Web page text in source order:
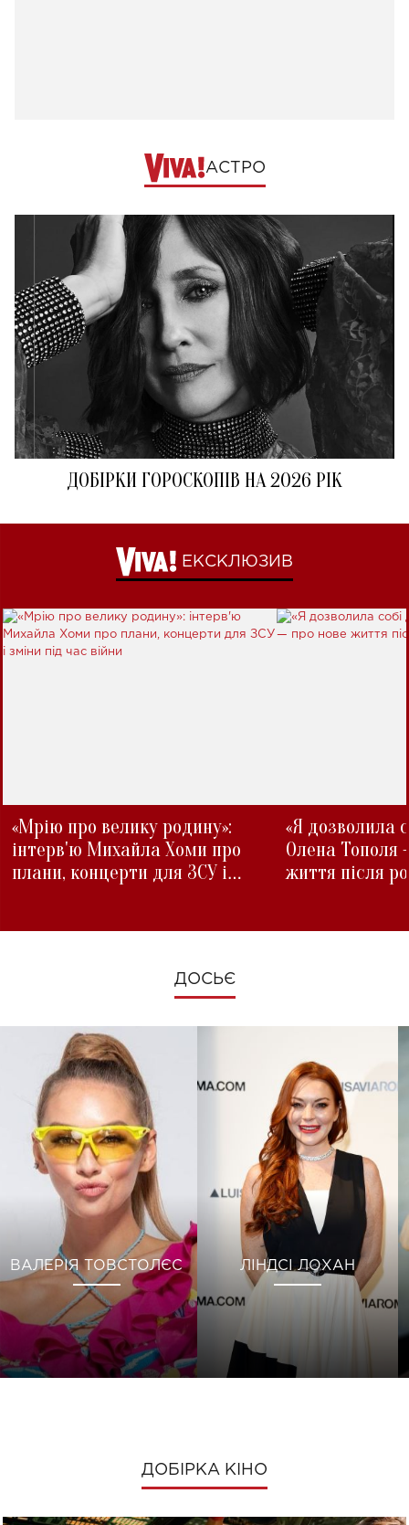
АСТРО
ДОБІРКИ ГОРОСКОПІВ НА 2026 РІК
ЕКСКЛЮЗИВ
«Мрію про велику родину»:
інтерв'ю Михайла Хоми про
плани, концерти для ЗСУ і
«Я дозволила
Олена Тополя
життя після
ДОСЬЄ
ВАЛЕРІЯ ТОВСТОЛЄС ЛІНДСІ ЛОХАН
ДОБІРКА КІНО